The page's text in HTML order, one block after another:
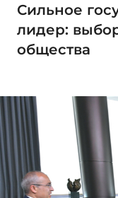
Сильное
лидер:
общества